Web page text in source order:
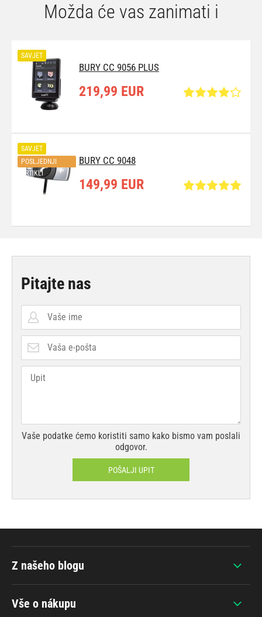
Možda će vas zanimati i
BURY CC 9056 PLUS
SAVJET
219,99 EUR
BURY CC 9048
SAVJET
POSLJEDNJI
ARTIKLI
149,99 EUR
Pitajte nas
Vaše podatke ćemo koristiti samo kako bismo vam poslali
odgovor.
POŠALJI UPIT
Vše o nákupu
Z našeho blogu